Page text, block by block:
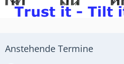
Anstehende Termine